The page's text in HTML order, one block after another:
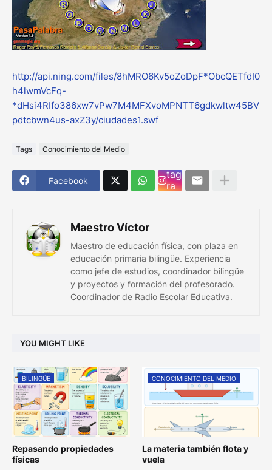
http://api.ning.com/files/8hMRO6Kv5oZoDpF*ObcQETfdI0
h4lwmVcFq-
*dHsi4RIfo386xw7vPw7M4MFXvoMPNTT6gdkwltw45BV
pdtcbwn4us-axZ3y/ciudades1.swf
Tags Conocimiento del Medio
Facebook
tag
ra
Maestro Víctor
Maestro de educación física, con plaza en
educación primaria bilingüe. Experiencia
como jefe de estudios, coordinador bilingüe
y proyectos y formación del profesorado.
Coordinador de Radio Escolar Educativa.
YOU MIGHT LIKE
BILINGÜE
Repasando propiedades
físicas
CONOCIMIENTO DEL MEDIO
La materia también flota y
vuela